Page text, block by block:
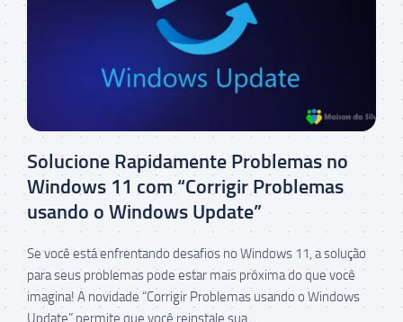
Solucione Rapidamente Problemas no
Windows 11 com “Corrigir Problemas
usando o Windows Update”
Se você está enfrentando desafios no Windows 11, a solução
para seus problemas pode estar mais próxima do que você
imagina! A novidade “Corrigir Problemas usando o Windows